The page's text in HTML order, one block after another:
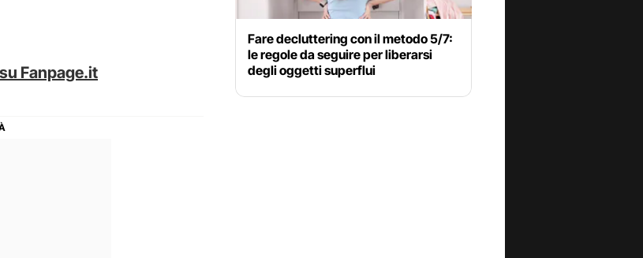
Fanpage.it
Fare decluttering con il metodo 5/7:
le regole da seguire per liberarsi
degli oggetti superflui